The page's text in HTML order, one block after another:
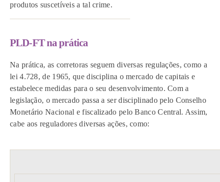
produtos suscetíveis a tal crime.
PLD-FT na prática
Na prática, as corretoras seguem diversas regulações, como a
lei 4.728, de 1965, que disciplina o mercado de capitais e
estabelece medidas para o seu desenvolvimento. Com a
legislação, o mercado passa a ser disciplinado pelo Conselho
Monetário Nacional e fiscalizado pelo Banco Central. Assim,
cabe aos reguladores diversas ações, como: